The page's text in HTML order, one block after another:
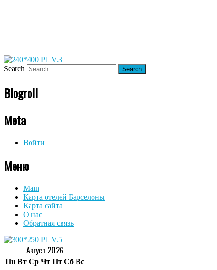
Search
Blogroll
Meta
Войти
Меню
Main
Карта отелей Барселоны
Карта сайта
О нас
Обратная связь
Август 2026
Пн Вт Ср Чт Пт Сб Вс